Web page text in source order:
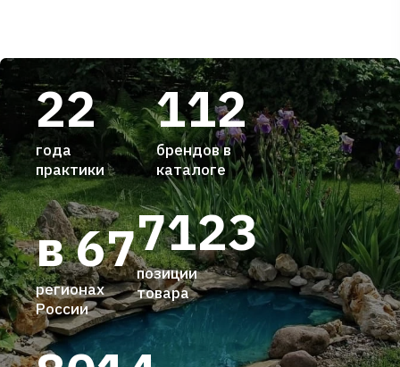
22
года
практики
112
брендов в
каталоге
7123
позиции
товара
в 67
регионах
России